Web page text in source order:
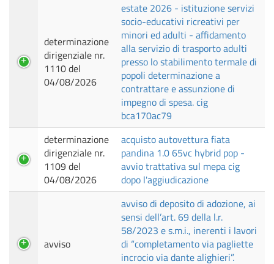
determinazione
dirigenziale nr.
1110 del
04/08/2026
estate 2026 - istituzione servizi
socio-educativi ricreativi per
minori ed adulti - affidamento
alla servizio di trasporto adulti
presso lo stabilimento termale di
popoli determinazione a
contrattare e assunzione di
impegno di spesa. cig
bca170ac79
determinazione
dirigenziale nr.
1109 del
04/08/2026
acquisto autovettura fiata
pandina 1.0 65vc hybrid pop -
avvio trattativa sul mepa cig
dopo l'aggiudicazione
avviso
avviso di deposito di adozione, ai
sensi dell’art. 69 della l.r.
58/2023 e s.m.i., inerenti i lavori
di “completamento via pagliette
incrocio via dante alighieri”.